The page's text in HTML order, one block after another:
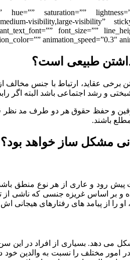
hue=”” saturation=””
visibility,large-visibility”
font_size=””
animation_speed=”0.3″
طبیعی است؟
برخی عقاید، ارتباط با جنس
و رشد اجتماعی باشد البته
و حفظ حقوق هر دو طرف مد نظر
باشند.
مشکل ساز خواهد بود؟
رود و عاری از هر نوع منطق
بر اساس غریزه جنسی که ناشی از
را از پیامد های رفتارهای هیجانی اش
می دهد. بسیاری از افراد در این سن
امور مختلف را نسبت به والدین